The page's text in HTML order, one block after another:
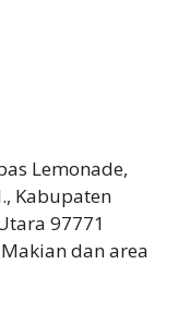
Lemonade,
Kabupaten
97771
dan area